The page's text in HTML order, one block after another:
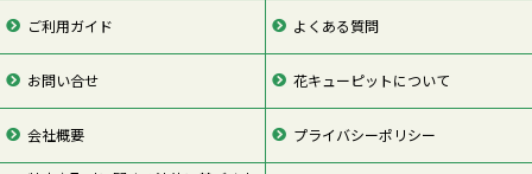
ご利用ガイド よくある質問
お問い合せ 花キューピットについて
会社概要 プライバシーポリシー